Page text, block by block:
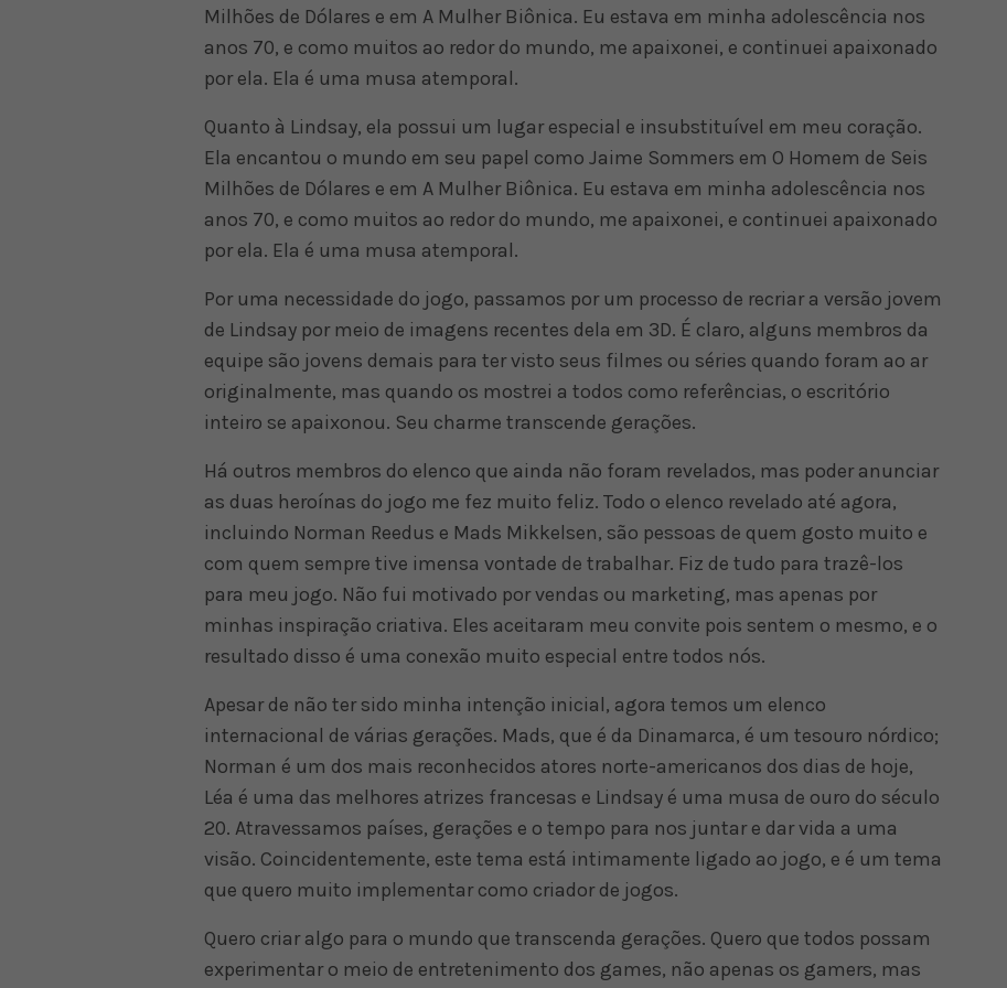
Milhões de Dólares e em A Mulher Biônica. Eu estava em minha adolescência nos
anos 70, e como muitos ao redor do mundo, me apaixonei, e continuei apaixonado
por ela. Ela é uma musa atemporal.
Quanto à Lindsay, ela possui um lugar especial e insubstituível em meu coração.
Ela encantou o mundo em seu papel como Jaime Sommers em O Homem de Seis
Milhões de Dólares e em A Mulher Biônica. Eu estava em minha adolescência nos
anos 70, e como muitos ao redor do mundo, me apaixonei, e continuei apaixonado
por ela. Ela é uma musa atemporal.
Por uma necessidade do jogo, passamos por um processo de recriar a versão jovem
de Lindsay por meio de imagens recentes dela em 3D. É claro, alguns membros da
equipe são jovens demais para ter visto seus filmes ou séries quando foram ao ar
originalmente, mas quando os mostrei a todos como referências, o escritório
inteiro se apaixonou. Seu charme transcende gerações.
Há outros membros do elenco que ainda não foram revelados, mas poder anunciar
as duas heroínas do jogo me fez muito feliz. Todo o elenco revelado até agora,
incluindo Norman Reedus e Mads Mikkelsen, são pessoas de quem gosto muito e
com quem sempre tive imensa vontade de trabalhar. Fiz de tudo para trazê-los
para meu jogo. Não fui motivado por vendas ou marketing, mas apenas por
minhas inspiração criativa. Eles aceitaram meu convite pois sentem o mesmo, e o
resultado disso é uma conexão muito especial entre todos nós.
Apesar de não ter sido minha intenção inicial, agora temos um elenco
internacional de várias gerações. Mads, que é da Dinamarca, é um tesouro nórdico;
Norman é um dos mais reconhecidos atores norte-americanos dos dias de hoje,
Léa é uma das melhores atrizes francesas e Lindsay é uma musa de ouro do século
20. Atravessamos países, gerações e o tempo para nos juntar e dar vida a uma
visão. Coincidentemente, este tema está intimamente ligado ao jogo, e é um tema
que quero muito implementar como criador de jogos.
Quero criar algo para o mundo que transcenda gerações. Quero que todos possam
experimentar o meio de entretenimento dos games, não apenas os gamers, mas